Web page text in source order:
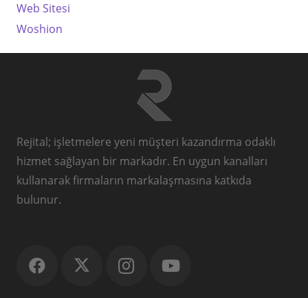
Web Sitesi
Woshion
Rejital; işletmelere yeni müşteri kazandırma odaklı
hizmet sağlayan bir markadır. En uygun kanalları
kullanarak firmaların markalaşmasına katkıda
bulunur.